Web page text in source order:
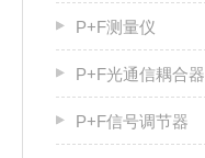
P+F测量仪
P+F光通信耦合器
P+F信号调节器